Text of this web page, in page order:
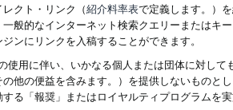
クト・リンク（紹介料率表で定義します。）
般的なインターネット検索クエリーまたはキ
ンにリンクを入稿することができます。
使用に伴い、いかなる個人または団体に対し
他の便益を含みます。）を提供しないものと
る「報奨」またはロイヤルティプログラムを